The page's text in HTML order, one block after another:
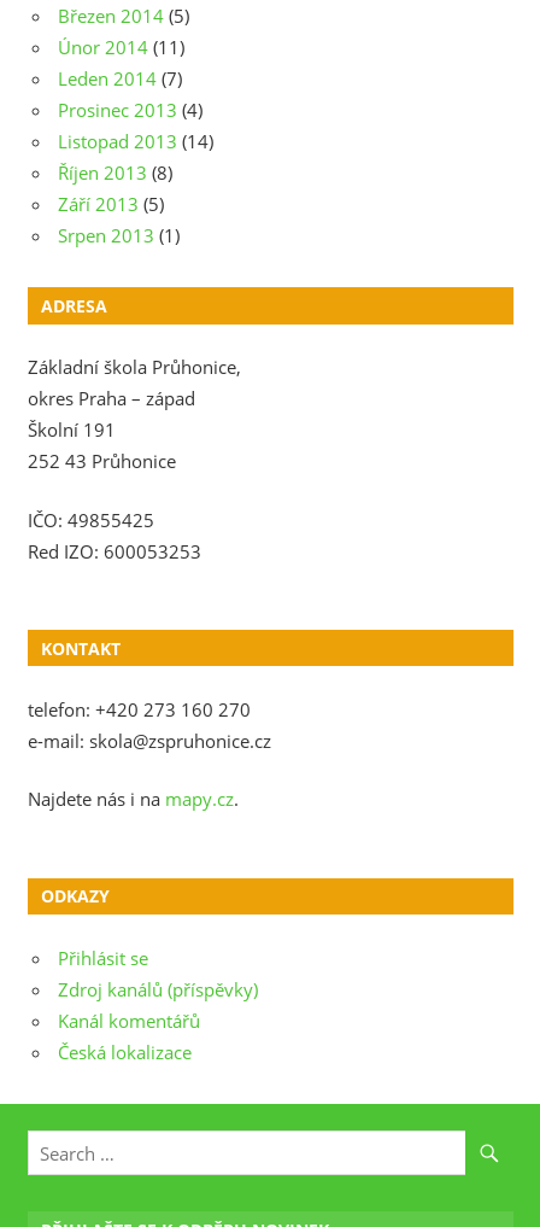
Březen 2014 (5)
Únor 2014 (11)
Leden 2014 (7)
Prosinec 2013 (4)
Listopad 2013 (14)
Říjen 2013 (8)
Září 2013 (5)
Srpen 2013 (1)
ADRESA
Základní škola Průhonice,
okres Praha – západ
Školní 191
252 43 Průhonice
IČO: 49855425
Red IZO: 600053253
KONTAKT
telefon: +420 273 160 270
e-mail: skola@zspruhonice.cz
Najdete nás i na mapy.cz.
ODKAZY
Přihlásit se
Zdroj kanálů (příspěvky)
Kanál komentářů
Česká lokalizace